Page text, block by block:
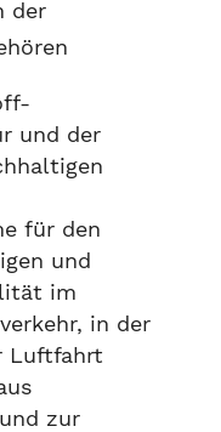
der
und der
für den
und
im
in der
Luftfahrt
zur